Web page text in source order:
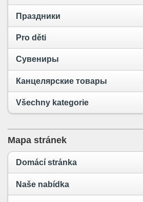
Праздники
Pro děti
Сувениры
Канцелярские товары
Všechny kategorie
Mapa stránek
Domácí stránka
Naše nabídka